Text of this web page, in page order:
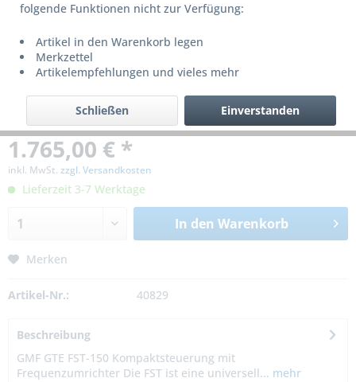
1.765,00 € *
inkl. MwSt. zzgl. Versandkosten
Lieferzeit 3-7 Werktage
In den Warenkorb
Merken
Artikel-Nr.: 40829
Beschreibung
GMF GTE FST-150 Kompaktsteuerung mit
Frequenzumrichter Die FST ist eine universell... mehr
folgende Funktionen nicht zur Verfügung:
Artikel in den Warenkorb legen
Merkzettel
Artikelempfehlungen und vieles mehr
Einverstanden
Schließen